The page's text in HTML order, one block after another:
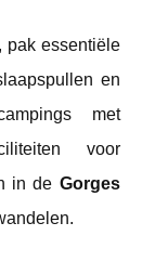
pak essentiële
en
met
voor
in de Gorges